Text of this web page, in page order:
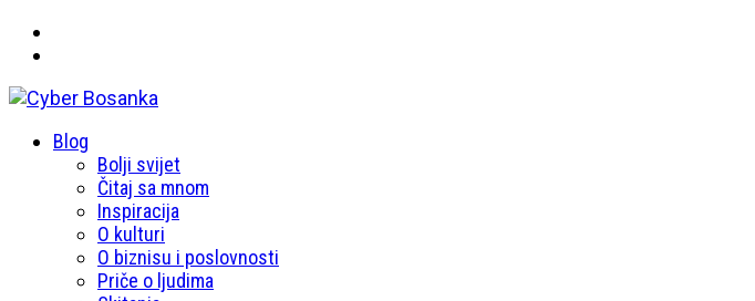
Cyber Bosanka
Primary
Blog
Bolji svijet
Čitaj sa mnom
Inspiracija
O kulturi
O biznisu i poslovnosti
Priče o ljudima